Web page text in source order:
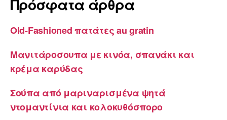
Πρόσφατα άρθρα
Old-Fashioned πατάτες au gratin
Μανιτάροσουπα με κινόα, σπανάκι και
κρέμα καρύδας
Σούπα από μαριναρισμένα ψητά
ντομαντίνια και κολοκυθόσπορο